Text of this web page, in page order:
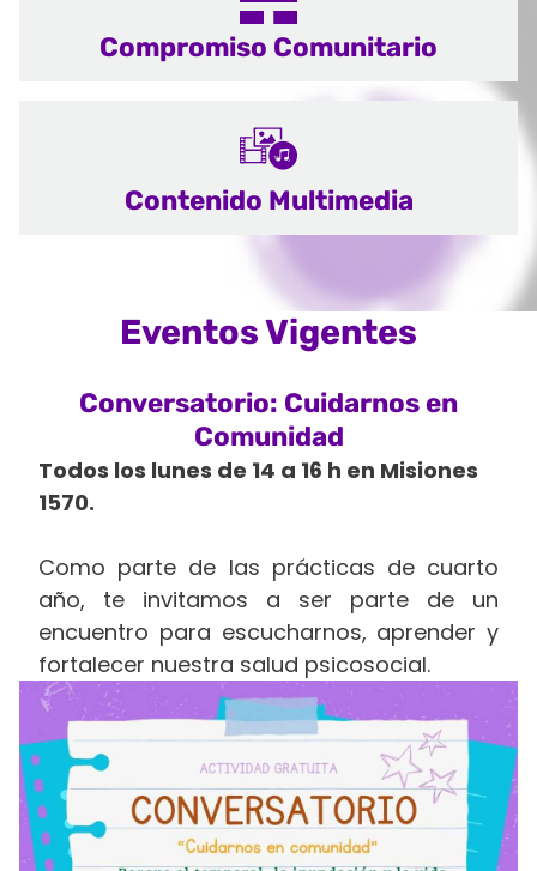
Compromiso Comunitario
Contenido Multimedia
Eventos Vigentes
Conversatorio: Cuidarnos en
Comunidad
Todos los lunes de 14 a 16 h en Misiones
1570.
Como parte de las prácticas de cuarto
año, te invitamos a ser parte de un
encuentro para escucharnos, aprender y
fortalecer nuestra salud psicosocial.